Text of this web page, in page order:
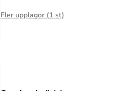
Fler upplagor (1 st)